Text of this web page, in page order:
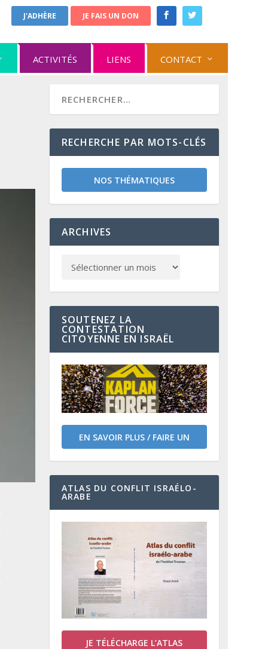
J'ADHÈRE JE FAIS UN DON
ACTIVITÉS LIENS CONTACT
RECHERCHE PAR MOTS-CLÉS
NOS THÉMATIQUES
ARCHIVES
SOUTENEZ LA
CONTESTATION
CITOYENNE EN ISRAËL
EN SAVOIR PLUS / FAIRE UN
DON
ATLAS DU CONFLIT ISRAÉLO-
ARABE
JE TÉLÉCHARGE L’ATLAS